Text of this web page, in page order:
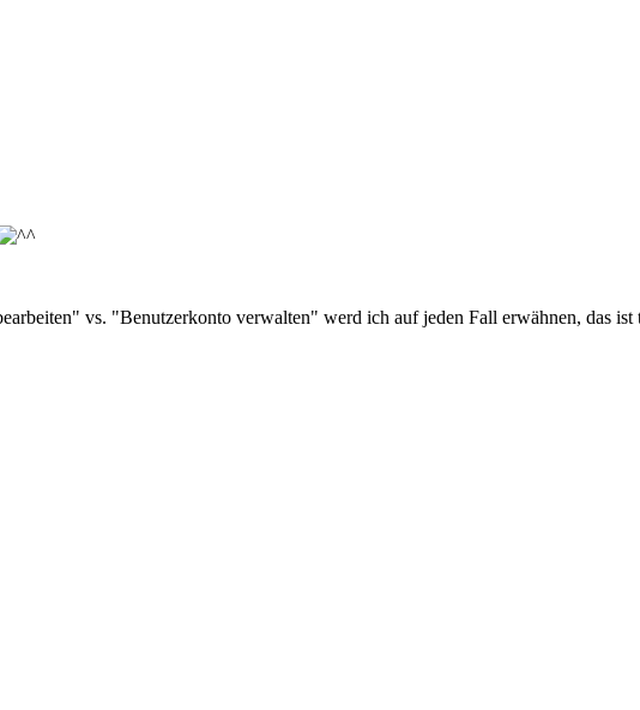
vs. "Benutzerkonto verwalten" werd ich auf jeden Fall erwähnen, das